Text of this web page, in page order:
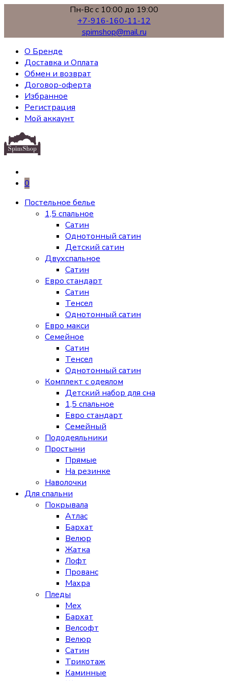
Пн-Вс с 10:00 до 19:00
+7-916-160-11-12
spimshop@mail.ru
О Бренде
Доставка и Оплата
Обмен и возврат
Договор-оферта
Избранное
Регистрация
Мой аккаунт
0
Постельное белье
1,5 спальное
Сатин
Однотонный сатин
Детский сатин
Двухспальное
Сатин
Евро стандарт
Сатин
Тенсел
Однотонный сатин
Евро макси
Семейное
Сатин
Тенсел
Однотонный сатин
Комплект с одеялом
Детский набор для сна
1,5 спальное
Евро стандарт
Семейный
Пододеяльники
Простыни
Прямые
На резинке
Наволочки
Для спальни
Покрывала
Атлас
Бархат
Велюр
Жатка
Лофт
Прованс
Махра
Пледы
Мех
Бархат
Велсофт
Велюр
Сатин
Трикотаж
Каминные